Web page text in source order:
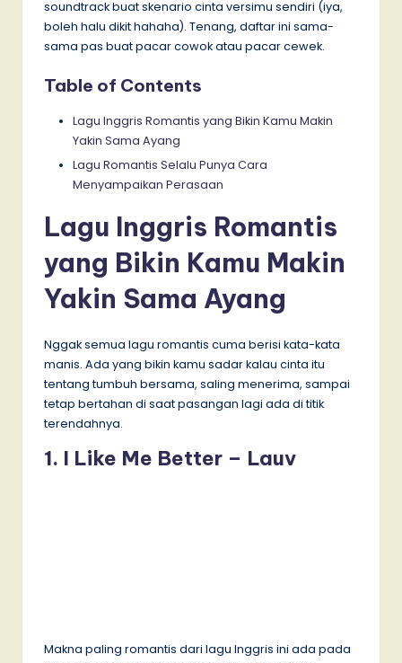
soundtrack buat skenario cinta versimu sendiri (iya,
boleh halu dikit hahaha). Tenang, daftar ini sama-
sama pas buat pacar cowok atau pacar cewek.
Table of Contents
Lagu Inggris Romantis yang Bikin Kamu Makin
Yakin Sama Ayang
Lagu Romantis Selalu Punya Cara
Menyampaikan Perasaan
Lagu Inggris Romantis
yang Bikin Kamu Makin
Yakin Sama Ayang
Nggak semua lagu romantis cuma berisi kata-kata
manis. Ada yang bikin kamu sadar kalau cinta itu
tentang tumbuh bersama, saling menerima, sampai
tetap bertahan di saat pasangan lagi ada di titik
terendahnya.
1. I Like Me Better – Lauv
Makna paling romantis dari lagu Inggris ini ada pada